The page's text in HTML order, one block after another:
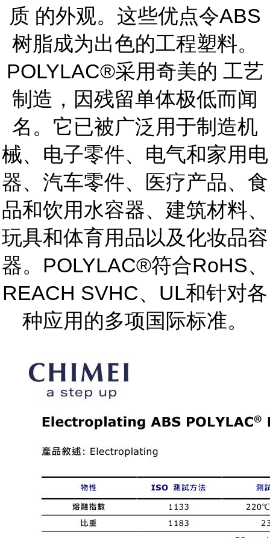
质 的外观。这些优点令ABS
树脂成为出色的工程塑料。
POLYLAC®采用奇美的 工艺
制造，因残留单体极低而闻
名。它已被广泛用于制造机
械、电子零件、电气和家用电
器、汽车零件、医疗产品、食
品和饮用水容器、建筑材料、
玩具和体育用品以及化妆品容
器。POLYLAC®符合RoHS、
REACH SVHC、UL和针对各
种应用的多项国际标准。